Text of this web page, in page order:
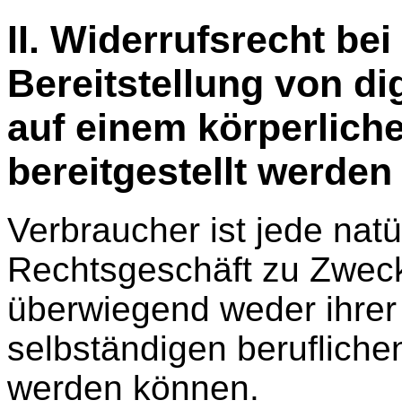
II. Widerrufsrecht
Bereitstellung von
auf einem
bereitgestellt werden
Verbraucher ist jede
Rechtsgeschäft zu
überwiegend weder
selbständigen
werden können.